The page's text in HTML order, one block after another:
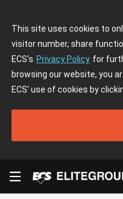
This site uses cookies to
visitor number, share
ECS's Privacy Policy for
browsing our website, you
ECS' use of cookies by